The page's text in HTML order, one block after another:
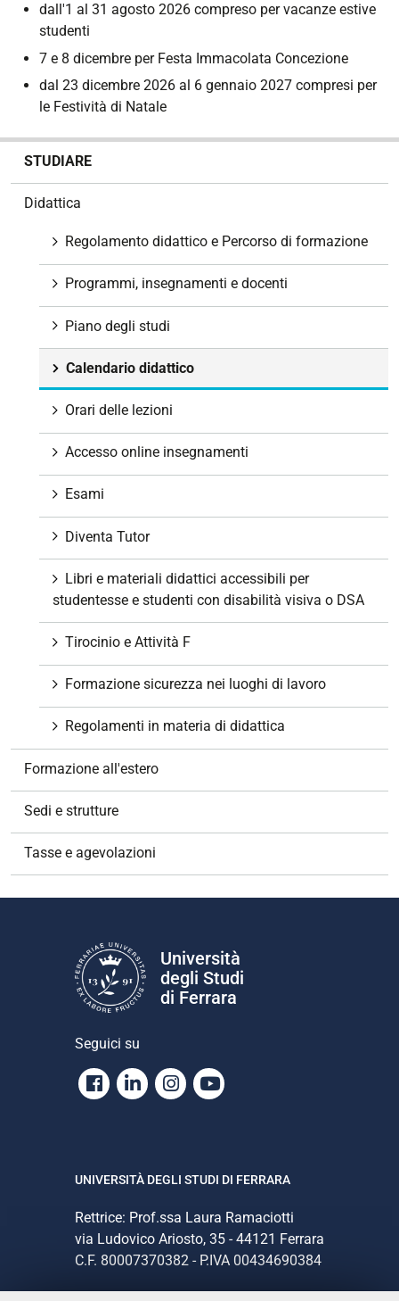
dall'1 al 31 agosto 2026 compreso per vacanze estive
studenti
7 e 8 dicembre per Festa Immacolata Concezione
dal 23 dicembre 2026 al 6 gennaio 2027 compresi per
le Festività di Natale
STUDIARE
Didattica
Regolamento didattico e Percorso di formazione
Programmi, insegnamenti e docenti
Piano degli studi
Calendario didattico
Orari delle lezioni
Accesso online insegnamenti
Esami
Diventa Tutor
Libri e materiali didattici accessibili per
studentesse e studenti con disabilità visiva o DSA
Tirocinio e Attività F
Formazione sicurezza nei luoghi di lavoro
Regolamenti in materia di didattica
Formazione all'estero
Sedi e strutture
Tasse e agevolazioni
Università
degli Studi
di Ferrara
Seguici su
Facebook
LinkedinInstagram
Youtube
UNIVERSITÀ DEGLI STUDI DI FERRARA
Rettrice: Prof.ssa Laura Ramaciotti
via Ludovico Ariosto, 35 - 44121 Ferrara
C.F. 80007370382 - P.IVA 00434690384